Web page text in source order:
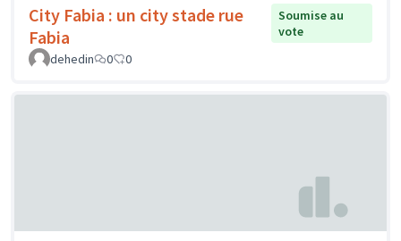
City Fabia : un city stade rue
Fabia
Soumise au
vote
dehedin
0 0